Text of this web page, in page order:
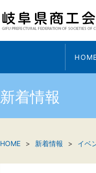
新着情報
HOME 新着情報 イベ